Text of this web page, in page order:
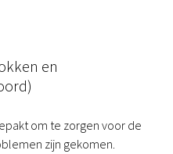
en
om te zorgen voor de
zijn gekomen.